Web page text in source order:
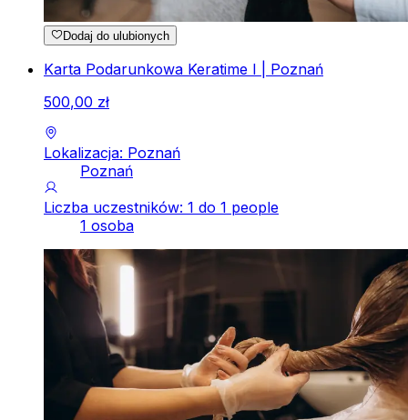
Dodaj do ulubionych
Karta Podarunkowa Keratime I | Poznań
500,00 zł
Lokalizacja: Poznań
Poznań
Liczba uczestników: 1 do 1 people
1 osoba